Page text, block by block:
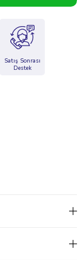
Satış Sonrası
Destek